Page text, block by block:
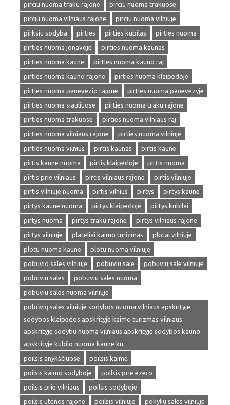
pirciu nuoma traku rajone
pirciu nuoma trakuose
pirciu nuoma vilniaus rajone
pirciu nuoma vilniuje
pirksiu sodyba
pirties pirties kubilas
pirties nuoma
pirties nuoma jonavoje
pirties nuoma kaunas
pirties nuoma kaune
pirties nuoma kauno raj
pirties nuoma kauno rajone
pirties nuoma klaipedoje
pirties nuoma panevezio rajone
pirties nuoma panevezyje
pirties nuoma siauliuose
pirties nuoma traku rajone
pirties nuoma trakuose
pirties nuoma vilniaus raj
pirties nuoma vilniaus rajone
pirties nuoma vilniuje
pirties nuoma vilnius
pirtis kaunas
pirtis kaune
pirtis kaune nuoma
pirtis klaipedoje
pirtis nuoma
pirtis prie vilniaus
pirtis vilniaus rajone
pirtis vilniuje
pirtis vilniuje nuoma
pirtis vilnius pirtys
pirtys kaune
pirtys kaune nuoma
pirtys klaipedoje
pirtys kubilai
pirtys nuoma
pirtys traku rajone
pirtys vilniaus rajone
pirtys vilniuje
plateliai kaimo turizmas
plotai vilniuje
plotu nuoma kaune
plotu nuoma vilniuje
pobuvio sales vilniuje
pobuviu sale
pobuviu sale vilniuje
pobuviu sales
pobuviu sales nuoma
pobuviu sales nuoma vilniuje
pobūvių salės vilniuje sodybos nuoma vilniaus apskrityje
sodybos klaipedos apskrityje kaimo turizmas vilniaus
apskrityje sodybu nuoma vilniaus apskrityje sodybos kauno
apskrityje kubilo nuoma kaune ku
poilsis anykščiuose
poilsis kaime
poilsis kaimo sodyboje
poilsis prie ezero
poilsis prie vilniaus
poilsis sodyboje
poilsis utenos rajone
poilsis vilniuje
pokyliu sales vilniuje